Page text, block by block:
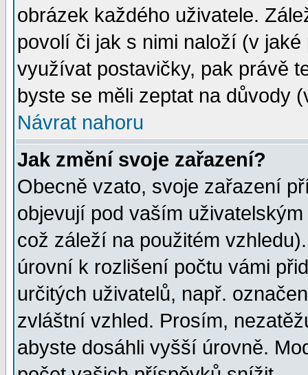
obrázek každého uživatele.
povolí či jak s nimi naloží (v
využívat postavičky, pak právě
byste se měli zeptat na důvody
Návrat nahoru
Jak změní svoje zařazení?
Obecně vzato, svoje zařazení
objevují pod vaším
což záleží na použitém
úrovní k rozlišení počtu vámi
určitých uživatelů, např.
zvláštní vzhled. Prosím,
abyste dosáhli vyšší úrovně.